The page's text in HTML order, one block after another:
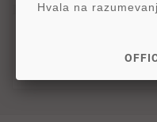
- rolna: 1000 etiketa
Hvala na